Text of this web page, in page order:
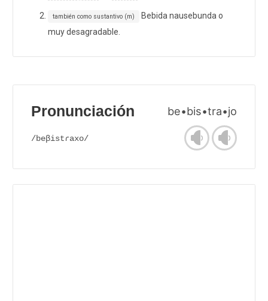
también como sustantivo (m)
Bebida nausebunda o
muy desagradable.
Pronunciación be•bis•tra•jo
/beβistɾaxo/